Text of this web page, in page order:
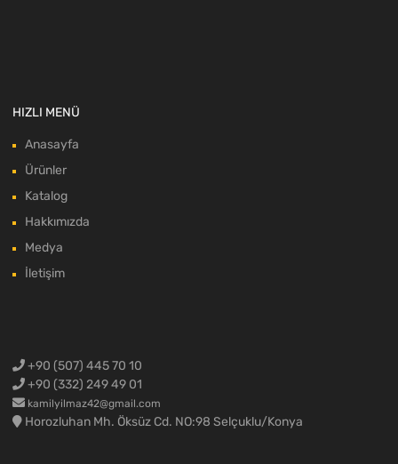
HIZLI MENÜ
Anasayfa
Ürünler
Katalog
Hakkımızda
Medya
İletişim
+90 (507) 445 70 10
+90 (332) 249 49 01
kamilyilmaz42@gmail.com
Horozluhan Mh. Öksüz Cd. NO:98 Selçuklu/Konya